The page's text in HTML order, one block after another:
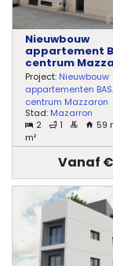
Nieuwbouw
appartement
centrum
Project: Nieuwbouw
appartementen
centrum Mazzaron
Stad: Mazarron
2
1 59
m²
Vanaf